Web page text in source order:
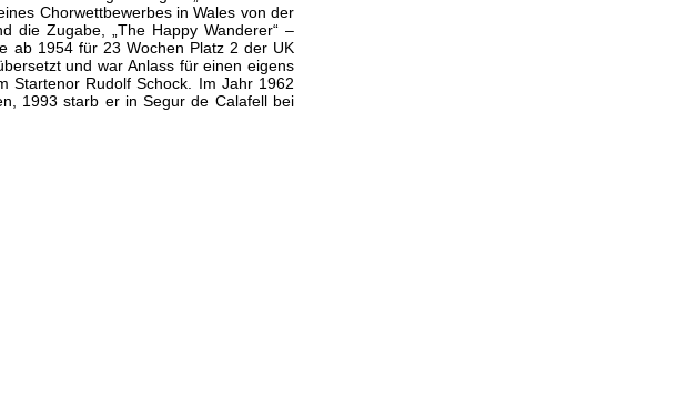
Chorwettbewerbes in Wales von der
die Zugabe, „The Happy Wanderer“ –
ab 1954 für 23 Wochen Platz 2 der UK
und war Anlass für einen eigens
Startenor Rudolf Schock. Im Jahr 1962
1993 starb er in Segur de Calafell bei